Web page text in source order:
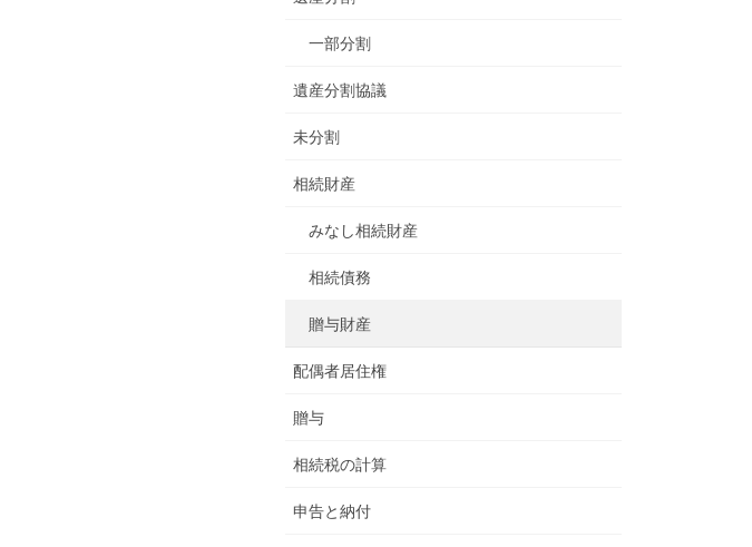
一部分割
遺産分割協議
未分割
相続財産
みなし相続財産
相続債務
贈与財産
配偶者居住権
贈与
相続税の計算
申告と納付